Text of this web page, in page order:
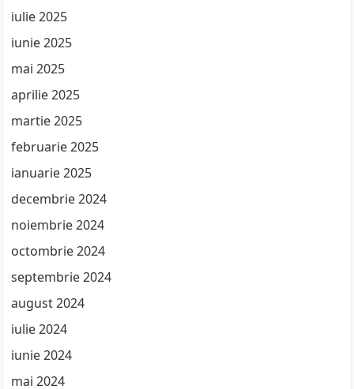
iulie 2025
iunie 2025
mai 2025
aprilie 2025
martie 2025
februarie 2025
ianuarie 2025
decembrie 2024
noiembrie 2024
octombrie 2024
septembrie 2024
august 2024
iulie 2024
iunie 2024
mai 2024